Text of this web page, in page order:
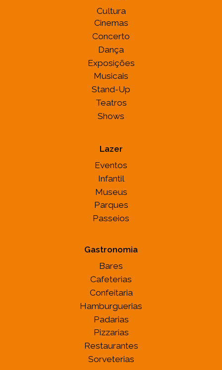
Cultura
Cinemas
Concerto
Dança
Exposições
Musicais
Stand-Up
Teatros
Shows
Lazer
Eventos
Infantil
Museus
Parques
Passeios
Gastronomia
Bares
Cafeterias
Confeitaria
Hamburguerias
Padarias
Pizzarias
Restaurantes
Sorveterias